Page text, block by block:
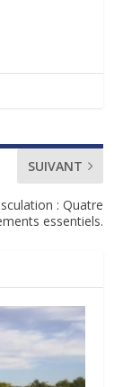
SUIVANT
: Quatre
essentiels.